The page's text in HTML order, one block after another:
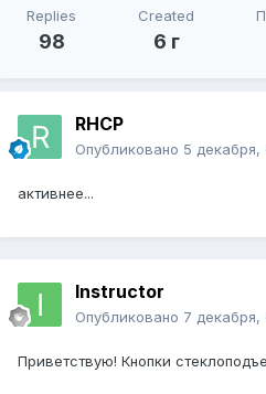
Replies
98
Created
6 г
RHCP
Опубликовано 5 декабря,
активнее...
Instructor
Опубликовано 7 декабря,
Приветствую! Кнопки